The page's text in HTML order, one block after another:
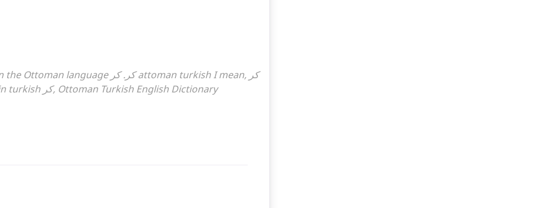
What is the meaning of the word, what does it mean in turkish كر, Ottoman Turkish English Dictionary